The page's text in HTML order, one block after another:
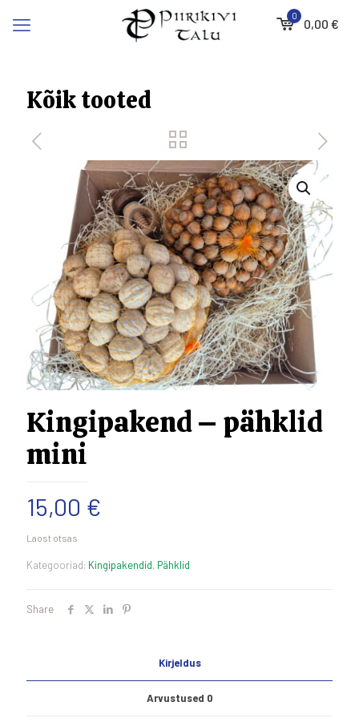
0
0,00 €
Kõik tooted
Kingipakend – pähklid
mini
15,00 €
Laost otsas
Kategooriad: Kingipakendid, Pähklid
Share
Kirjeldus
Arvustused 0